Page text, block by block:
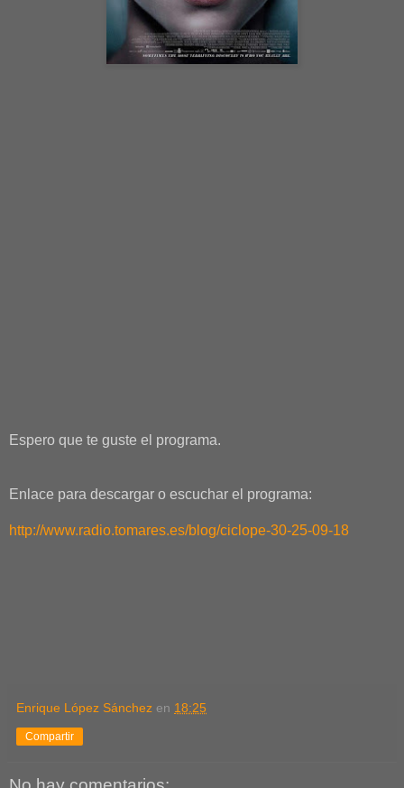
Espero que te guste el programa.
Enlace para descargar o escuchar el programa:
http://www.radio.tomares.es/blog/ciclope-30-25-09-18
Enrique López Sánchez en 18:25
Compartir